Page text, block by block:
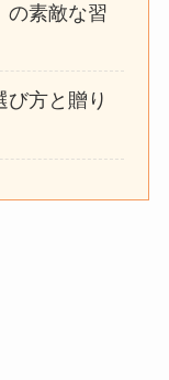
の素敵な習
方と贈り